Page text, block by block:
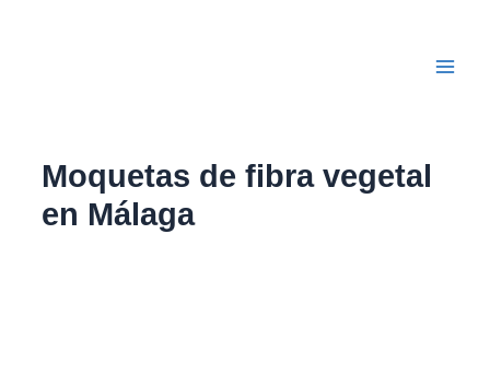
Moquetas de fibra vegetal
en Málaga